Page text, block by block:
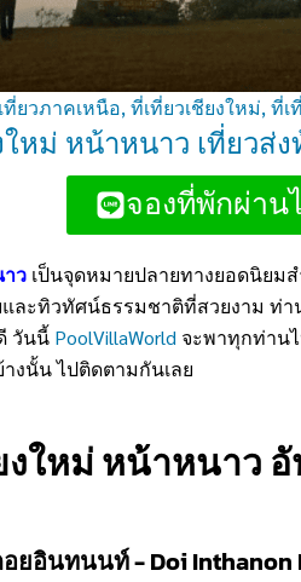
ที่ยวภาคเหนือ,ที่เที่ยวเชียงใหม่,ที่เ
ใหม่ หน้าหนาว เที่ยว
จองที่พักผ่าน
ว เป็นจุดหมายปลายทางยอดนิยม
ละทิวทัศน์ธรรมชาติที่สวยงาม ท่
วันนี้ PoolVillaWorld จะพาทุกท่าน
งนั้น ไปติดตามกันเลย
งใหม่ หน้าหนาว
ยอินทนนท์ - Doi Inthanon